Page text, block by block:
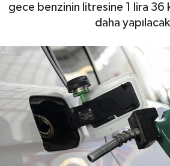
gece benzinin litresine 1 lira 36
daha
SAĞLIK
EĞİTİM
BÖLGE
KEŞFET